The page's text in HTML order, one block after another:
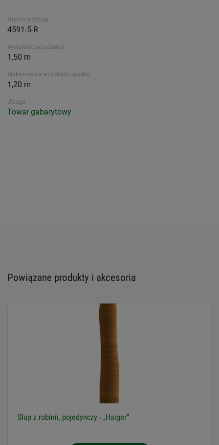
Numer artykułu
4591-5-R
Wysokość urządzenia
1,50 m
Maksymalna wysokość upadku
1,20 m
Uwaga
Towar gabarytowy
Powiązane produkty i akcesoria
Słup z robinii, pojedynczy - „Haiger”